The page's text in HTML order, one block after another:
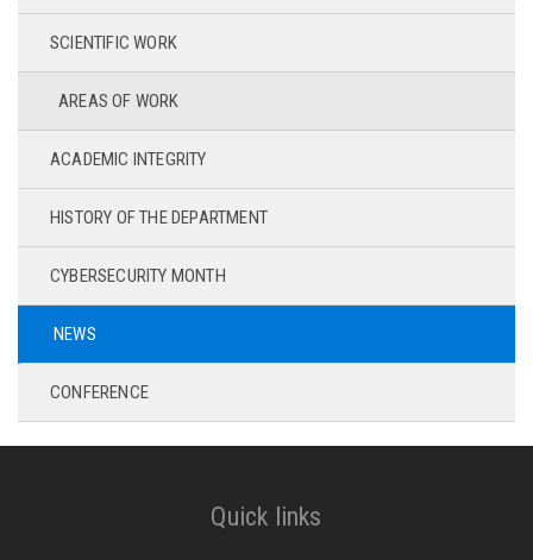
SCIENTIFIC WORK
AREAS OF WORK
ACADEMIC INTEGRITY
HISTORY OF THE DEPARTMENT
CYBERSECURITY MONTH
NEWS
CONFERENCE
Quick links